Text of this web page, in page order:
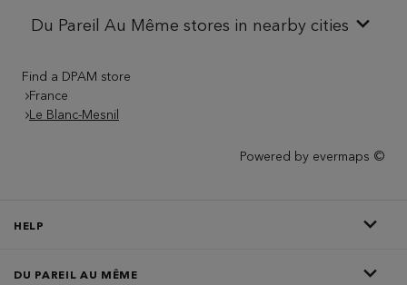
Du Pareil Au Même stores in nearby cities
Find a DPAM store
France
Le Blanc-Mesnil
Powered by evermaps ©
HELP
DU PAREIL AU MÊME